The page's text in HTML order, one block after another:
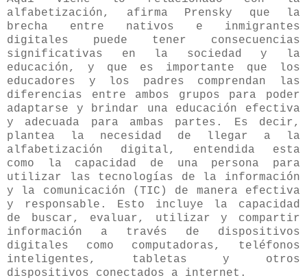
alfabetización, afirma Prensky que la
brecha entre nativos e inmigrantes
digitales puede tener consecuencias
significativas en la sociedad y la
educación, y que es importante que los
educadores y los padres comprendan las
diferencias entre ambos grupos para poder
adaptarse y brindar una educación efectiva
y adecuada para ambas partes. Es decir,
plantea la necesidad de llegar a la
alfabetización digital, entendida esta
como la capacidad de una persona para
utilizar las tecnologías de la información
y la comunicación (TIC) de manera efectiva
y responsable. Esto incluye la capacidad
de buscar, evaluar, utilizar y compartir
información a través de dispositivos
digitales como computadoras, teléfonos
inteligentes, tabletas y otros
dispositivos conectados a internet.